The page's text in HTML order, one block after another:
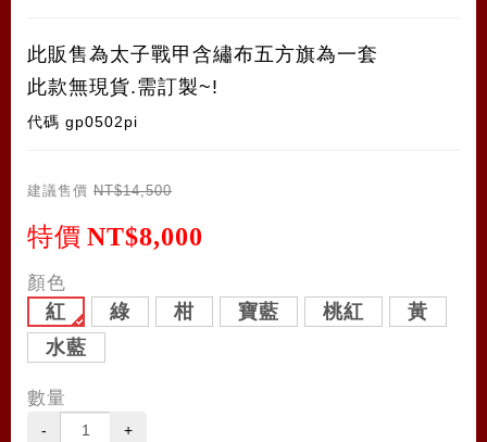
此販售為太子戰甲含繡布五方旗為一套
此款無現貨.需訂製~!
代碼 gp0502pi
建議售價 NT$14,500
特價 NT$8,000
顏色
紅 綠 柑 寶藍 桃紅
黃
水藍
數量
- +